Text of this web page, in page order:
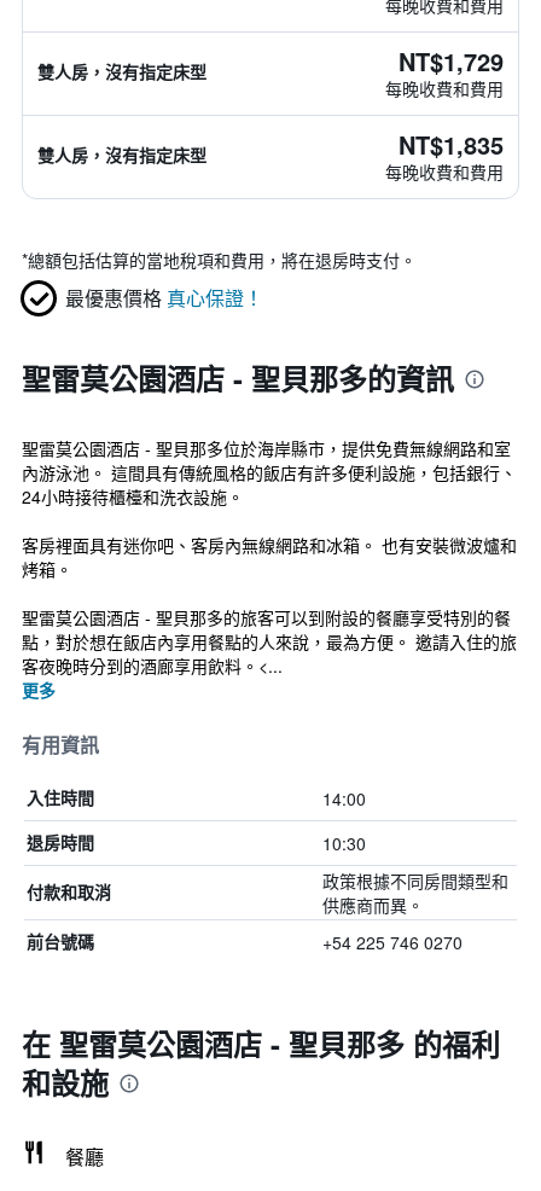
每晚收費和費用
雙人房，沒有指定床型 NT$1,729
每晚收費和費用
雙人房，沒有指定床型 NT$1,835
每晚收費和費用
*總額包括估算的當地稅項和費用，將在退房時支付。
最優惠價格 真心保證！
聖雷莫公園酒店 - 聖貝那多的資訊
聖雷莫公園酒店 - 聖貝那多位於海岸縣市，提供免費無線網路和室
內游泳池。 這間具有傳統風格的飯店有許多便利設施，包括銀行、
24小時接待櫃檯和洗衣設施。
客房裡面具有迷你吧、客房內無線網路和冰箱。 也有安裝微波爐和
烤箱。
聖雷莫公園酒店 - 聖貝那多的旅客可以到附設的餐廳享受特別的餐
點，對於想在飯店內享用餐點的人來說，最為方便。 邀請入住的旅
客夜晚時分到的酒廊享用飲料。<...
更多
有用資訊
入住時間 14:00
退房時間 10:30
付款和取消
政策根據不同房間類型和
供應商而異。
前台號碼 +54 225 746 0270
在 聖雷莫公園酒店 - 聖貝那多 的福利
和設施
餐廳